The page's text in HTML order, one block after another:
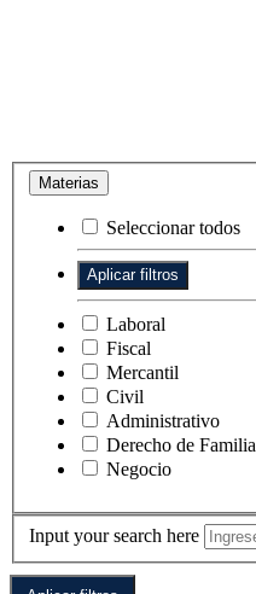
Materias
Seleccionar todos
Laboral
Fiscal
Mercantil
Civil
Administrativo
Derecho de Familia
Negocio
Input your search here